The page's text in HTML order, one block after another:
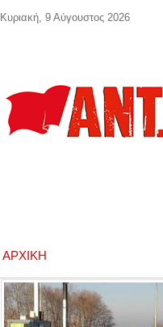
ΑΡΧΙΚΉ
Κυριακή, 9 Αύγουστος 2026